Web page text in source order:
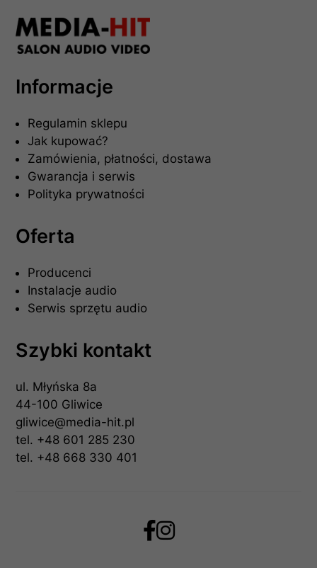
Informacje
Regulamin sklepu
Jak kupować?
Zamówienia, płatności, dostawa
Gwarancja i serwis
Polityka prywatności
Oferta
Producenci
Instalacje audio
Serwis sprzętu audio
Szybki kontakt
ul. Młyńska 8a
44-100 Gliwice
gliwice@media-hit.pl
tel. +48 601 285 230
tel. +48 668 330 401